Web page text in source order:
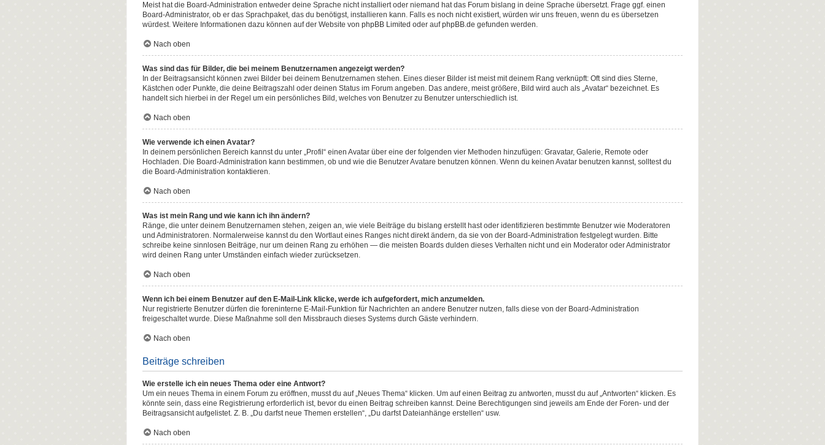
Meist hat die Board-Administration entweder deine Sprache nicht installiert oder niemand hat das Forum bislang in deine Sprache übersetzt. Frage ggf. einen
Board-Administrator, ob er das Sprachpaket, das du benötigst, installieren kann. Falls es noch nicht existiert, würden wir uns freuen, wenn du es übersetzen
würdest. Weitere Informationen dazu können auf der Website von phpBB Limited oder aufphpBB.de gefunden werden.
Nach oben
Was sind das für Bilder, die bei meinem Benutzernamen angezeigt werden?
In der Beitragsansicht können zwei Bilder bei deinem Benutzernamen stehen. Eines dieser Bilder ist meist mit deinem Rang verknüpft: Oft sind dies Sterne,
Kästchen oder Punkte, die deine Beitragszahl oder deinen Status im Forum angeben. Das andere, meist größere, Bild wird auch als „Avatar“ bezeichnet. Es
handelt sich hierbei in der Regel um ein persönliches Bild, welches von Benutzer zu Benutzer unterschiedlich ist.
Nach oben
Wie verwende ich einen Avatar?
In deinem persönlichen Bereich kannst du unter „Profil“ einen Avatar über eine der folgenden vier Methoden hinzufügen: Gravatar, Galerie, Remote oder
Hochladen. Die Board-Administration kann bestimmen, ob und wie die Benutzer Avatare benutzen können. Wenn du keinen Avatar benutzen kannst, solltest du
die Board-Administration kontaktieren.
Nach oben
Was ist mein Rang und wie kann ich ihn ändern?
Ränge, die unter deinem Benutzernamen stehen, zeigen an, wie viele Beiträge du bislang erstellt hast oder identifizieren bestimmte Benutzer wie Moderatoren
und Administratoren. Normalerweise kannst du den Wortlaut eines Ranges nicht direkt ändern, da sie von der Board-Administration festgelegt wurden. Bitte
schreibe keine sinnlosen Beiträge, nur um deinen Rang zu erhöhen — die meisten Boards dulden dieses Verhalten nicht und ein Moderator oder Administrator
wird deinen Rang unter Umständen einfach wieder zurücksetzen.
Nach oben
Wenn ich bei einem Benutzer auf den E-Mail-Link klicke, werde ich aufgefordert, mich anzumelden.
Nur registrierte Benutzer dürfen die foreninterne E-Mail-Funktion für Nachrichten an andere Benutzer nutzen, falls diese von der Board-Administration
freigeschaltet wurde. Diese Maßnahme soll den Missbrauch dieses Systems durch Gäste verhindern.
Nach oben
Beiträge schreiben
Wie erstelle ich ein neues Thema oder eine Antwort?
Um ein neues Thema in einem Forum zu eröffnen, musst du auf „Neues Thema“ klicken. Um auf einen Beitrag zu antworten, musst du auf „Antworten“ klicken. Es
könnte sein, dass eine Registrierung erforderlich ist, bevor du einen Beitrag schreiben kannst. Deine Berechtigungen sind jeweils am Ende der Foren- und der
Beitragsansicht aufgelistet. Z. B. „Du darfst neue Themen erstellen“, „Du darfst Dateianhänge erstellen“ usw.
Nach oben